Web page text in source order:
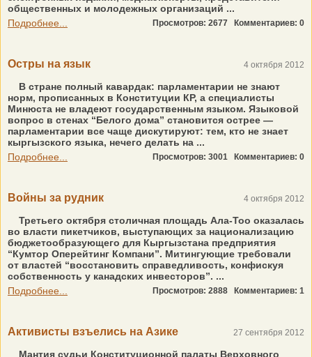
общественных и молодежных организаций ...
Подробнее...
Просмотров: 2677 Комментариев: 0
Остры на язык 4 октября 2012
В стране полный кавардак: парламентарии не знают
норм, прописанных в Конституции КР, а специалисты
Минюста не владеют государственным языком. Языковой
вопрос в стенах “Белого дома” становится острее —
парламентарии все чаще дискутируют: тем, кто не знает
кыргызского языка, нечего делать на ...
Подробнее...
Просмотров: 3001 Комментариев: 0
Войны за рудник 4 октября 2012
Третьего октября столичная площадь Ала-Тоо оказалась
во власти пикетчиков, выступающих за национализацию
бюджетообразующего для Кыргызстана предприятия
“Кумтор Оперейтинг Компани”. Митингующие требовали
от властей “восстановить справедливость, конфискуя
собственность у канадских инвесторов”. ...
Подробнее...
Просмотров: 2888 Комментариев: 1
Активисты взъелись на Азике 27 сентября 2012
Мантия судьи Конституционной палаты Верховного